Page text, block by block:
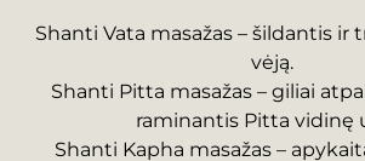
Shanti Vata masažas – šildantis ir
vėją.
Shanti Pitta masažas – giliai
raminantis Pitta vidinę
Shanti Kapha masažas –